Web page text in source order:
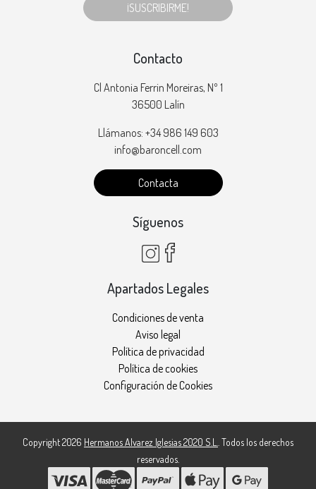
¡SUSCRIBIRME!
Contacto
Cl Antonia Ferrin Moreiras, Nº 1
36500 Lalín
Llámanos: +34 986 149 603
info@baroncell.com
Contacta
Síguenos
Apartados Legales
Condiciones de venta
Aviso legal
Política de privacidad
Política de cookies
Configuración de Cookies
Copyright 2026 Hermanos Alvarez Iglesias 2020 S.L.. Todos los derechos
reservados.